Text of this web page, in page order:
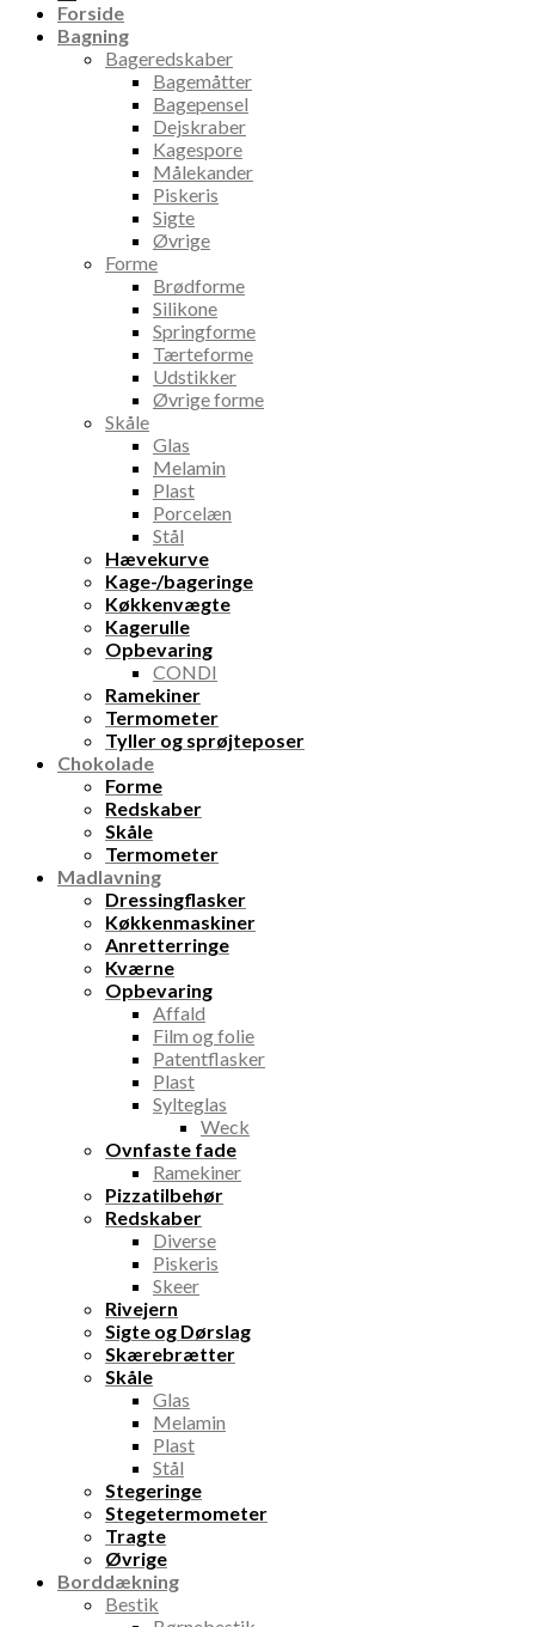
Forside
Bagning
Bageredskaber
Bagemåtter
Bagepensel
Dejskraber
Kagespore
Målekander
Piskeris
Sigte
Øvrige
Forme
Brødforme
Silikone
Springforme
Tærteforme
Udstikker
Øvrige forme
Skåle
Glas
Melamin
Plast
Porcelæn
Stål
Hævekurve
Kage-/bageringe
Køkkenvægte
Kagerulle
Opbevaring
CONDI
Ramekiner
Termometer
Tyller og sprøjteposer
Chokolade
Forme
Redskaber
Skåle
Termometer
Madlavning
Dressingflasker
Køkkenmaskiner
Anretterringe
Kværne
Opbevaring
Affald
Film og folie
Patentflasker
Plast
Sylteglas
Weck
Ovnfaste fade
Ramekiner
Pizzatilbehør
Redskaber
Diverse
Piskeris
Skeer
Rivejern
Sigte og Dørslag
Skærebrætter
Skåle
Glas
Melamin
Plast
Stål
Stegeringe
Stegetermometer
Tragte
Øvrige
Borddækning
Bestik